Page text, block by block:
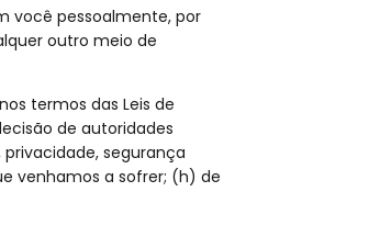
você pessoalmente, por
outro meio de
termos das Leis de
de autoridades
segurança
venhamos a sofrer; (h) de